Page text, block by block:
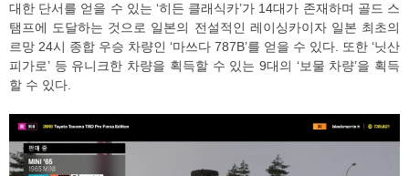
대한 단서를 얻을 수 있는 ‘히든 클래식카’가 14대가 존재하며 골드 스
탬프에 도달하는 것으로 일본의 전설적인 레이싱카이자 일본 최초의
르망 24시 종합 우승 차량인 ‘마쓰다 787B’를 얻을 수 있다. 또한 ‘닛산
피가로’ 등 유니크한 차량을 획득할 수 있는 9대의 ‘보물 차량’을 획득
할 수 있다.